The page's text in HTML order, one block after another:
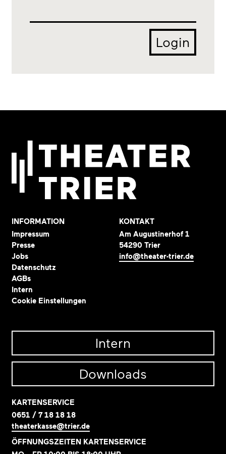
Login
INFORMATION
Impressum
Presse
Jobs
Datenschutz
AGBs
Intern
Cookie Einstellungen
KONTAKT
Am Augustinerhof 1
54290 Trier
info@theater-trier.de
Intern
Downloads
KARTENSERVICE
0651 / 7 18 18 18
theaterkasse@trier.de
ÖFFNUNGSZEITEN KARTENSERVICE